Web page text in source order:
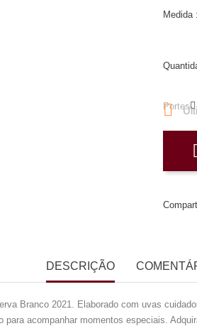
Medida :
Portes

DESCRIÇÃO
Branco 2021. Elaborado com uvas
acompanhar momentos especiais.